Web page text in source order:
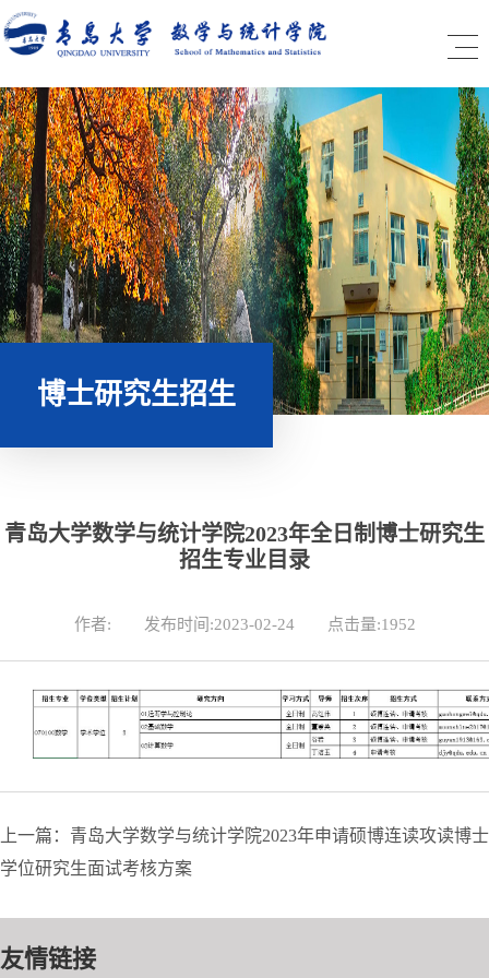
博士研究生招生
青岛大学数学与统计学院2023年全日制博士研究生
招生专业目录
作者: 发布时间:2023-02-24 点击量:1952
上一篇：青岛大学数学与统计学院2023年申请硕博连读攻读博士
学位研究生面试考核方案
友情链接